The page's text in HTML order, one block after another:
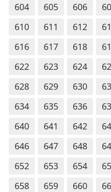
604
605 606
610
611 612
616
617 618
622
623 624
628
629 630
634
635 636
640
641 642
646
647 648
652
653 654
658
659 660